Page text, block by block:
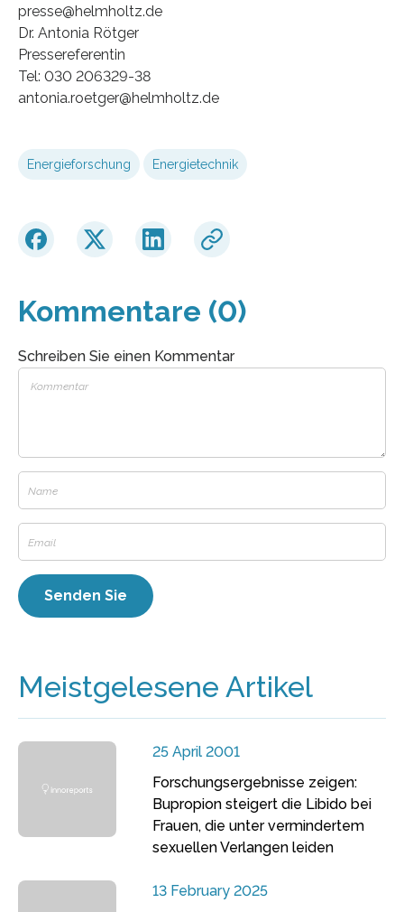
presse@helmholtz.de
Dr. Antonia Rötger
Pressereferentin
Tel: 030 206329-38
antonia.roetger@helmholtz.de
Energieforschung Energietechnik
Kommentare (0)
Schreiben Sie einen Kommentar
Meistgelesene Artikel
25 April 2001
Forschungsergebnisse zeigen:
Bupropion steigert die Libido bei
Frauen, die unter vermindertem
sexuellen Verlangen leiden
13 February 2025